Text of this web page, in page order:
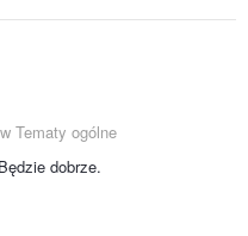
Tematy ogólne
dobrze.